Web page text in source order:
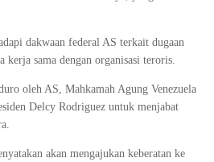
dakwaan federal AS terkait dugaan
kerja sama dengan organisasi teroris.
oleh AS, Mahkamah Agung Venezuela
Delcy Rodriguez untuk menjabat
akan mengajukan keberatan ke